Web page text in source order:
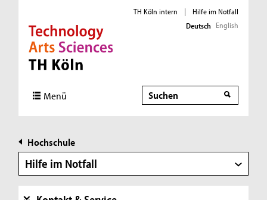
Direkt zur Hauptnavigation
Direkt zur Subnavigation
Direkt zum Inhalt
Direkt zum Fußbereich
TH Köln intern |
Hilfe im Notfall
Deutsch English
Menü Suche
Hochschule
Hilfe im Notfall